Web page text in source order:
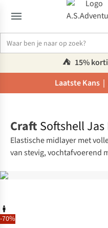
⛺️ 15%
Laatste Kans |
-70%
Craft Softshell
Elastische midlayer met
van stevig, vochtafvoerend